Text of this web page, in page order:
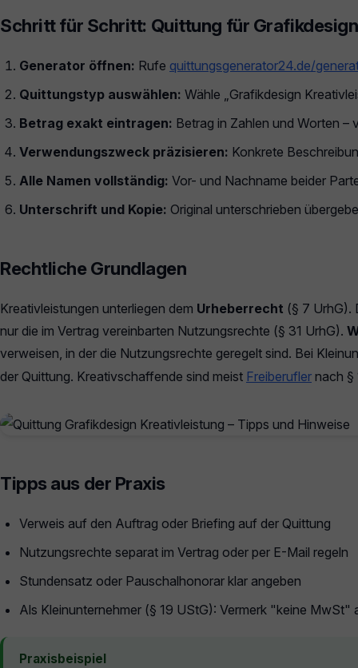
Schritt für Schritt: Quittung für
Generator öffnen: Rufe quittungsgenerator24.de/
Quittungstyp auswählen: Wähle „Grafikdesign
Betrag exakt eintragen: Betrag in Zahlen und Worten –
Verwendungszweck präzisieren: Konkrete
Alle Namen vollständig: Vor- und Nachname beider
Unterschrift und Kopie: Original unterschrieben
Rechtliche Grundlagen
Kreativleistungen unterliegen dem Urheberrecht (§ 7 UrhG).
nur die im Vertrag vereinbarten Nutzungsrechte (§ 31 UrhG).
verweisen, in der die Nutzungsrechte geregelt sind. Bei
der Quittung. Kreativschaffende sind meist Freiberufler nach §
Tipps aus der Praxis
Verweis auf den Auftrag oder Briefing auf der Quittung
Nutzungsrechte separat im Vertrag oder per E-Mail regeln
Stundensatz oder Pauschalhonorar klar angeben
Als Kleinunternehmer (§ 19 UStG): Vermerk "keine MwSt"
Praxisbeispiel